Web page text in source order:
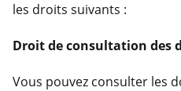
les droits suivants :
Droit de consultation des
Vous pouvez consulter les